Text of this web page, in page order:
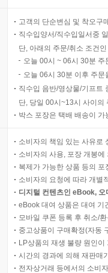
고객의 단순변심 및 착오구
직수입양서/직수입일서중
단, 아래의 주문/취소 조건
오늘 00시 ~ 06시 30분
오늘 06시 30분 이후 주
직수입 음반/영상물/기프트
단, 당일 00시~13시 사이의
박스 포장은 택배 배송이
소비자의 책임 있는 사유로
소비자의 사용, 포장 개봉
복제가 가능한 상품 등의
소비자의 요청에 따라 개별
디지털 컨텐츠인 eBook,
eBook 대여 상품은 대여 기
모바일 쿠폰 등록 후 취소/
중고상품이 구매확정(자동
LP상품의 재생 불량 원인
시간의 경과에 의해 재판매
전자상거래 등에서의 소비